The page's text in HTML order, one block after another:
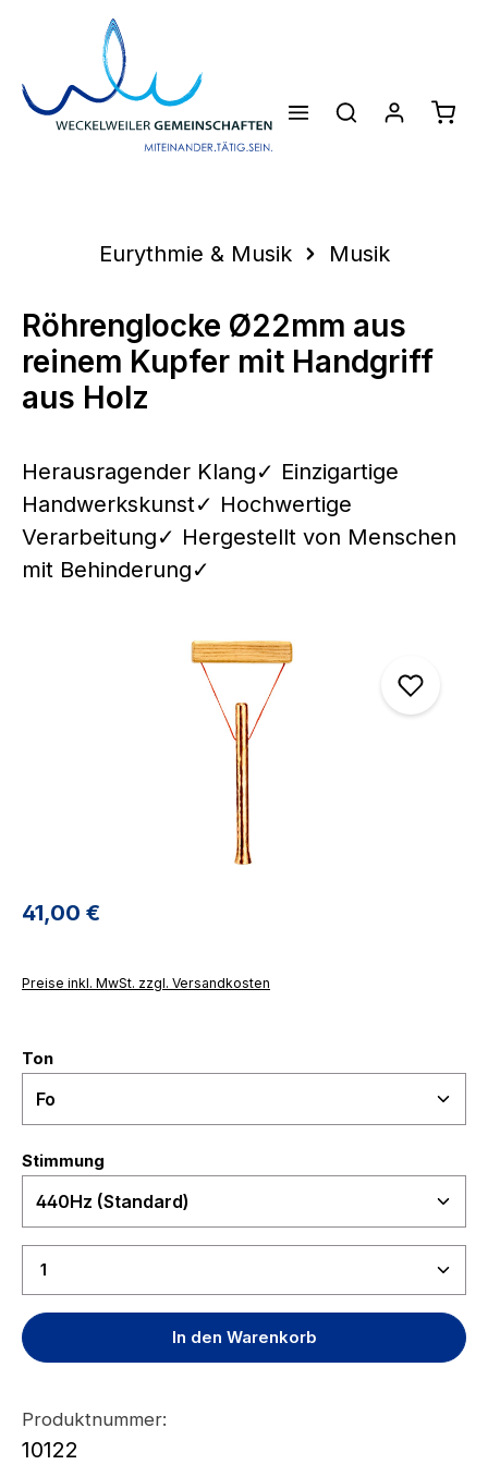
Zum Hauptinhalt springen
Eurythmie & Musik Musik
Röhrenglocke Ø22mm aus
reinem Kupfer mit Handgriff
aus Holz
Herausragender Klang✓ Einzigartige
Handwerkskunst✓ Hochwertige
Verarbeitung✓ Hergestellt von Menschen
mit Behinderung✓
Bildergalerie überspringen
Regulärer Preis:
41,00 €
Preise inkl. MwSt. zzgl. Versandkosten
Tonauswählen
Stimmung
Produkt Anzahl: Gib den gewünschten Wert ein
In den Warenkorb
Produktnummer:
10122